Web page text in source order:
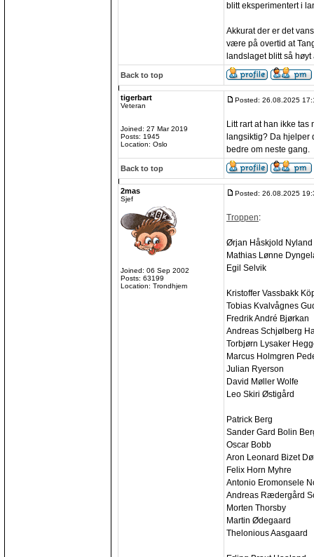
blitt eksperimentert i
Akkurat der er det
være på overtid at
landslaget blitt så
Back to top
tigerbart
Veteran
Joined: 27 Mar 2019
Posts: 1945
Location: Oslo
Posted: 26.08.2025
Litt rart at han ikke
langsiktig? Da hjelper
bedre om neste gang.
Back to top
2mas
Sjef
Joined: 06 Sep 2002
Posts: 63199
Location: Trondhjem
Posted: 26.08.2025
Troppen:
Ørjan Håskjold Nyland
Mathias Lønne
Egil Selvik
Kristoffer Vassbakk
Tobias Kvalvågnes
Fredrik André Bjørkan
Andreas Schjølberg
Torbjørn Lysaker
Marcus Holmgren
Julian Ryerson
David Møller Wolfe
Leo Skiri Østigård
Patrick Berg
Sander Gard Bolin
Oscar Bobb
Aron Leonard Bizet
Felix Horn Myhre
Antonio Eromonsele
Andreas Rædergård
Morten Thorsby
Martin Ødegaard
Thelonious Aasgaard